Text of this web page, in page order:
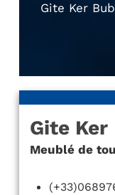
Gite Ker
Gite
Meublé de